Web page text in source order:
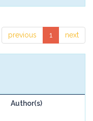
previous 1 next
Author(s)